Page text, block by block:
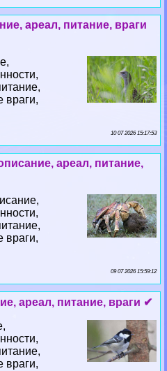
ареал, питание, враги
враги,
10 07 2026 15:17:53
ареал, питание,
враги,
09 07 2026 15:59:12
ареал, питание, враги ✔
враги,